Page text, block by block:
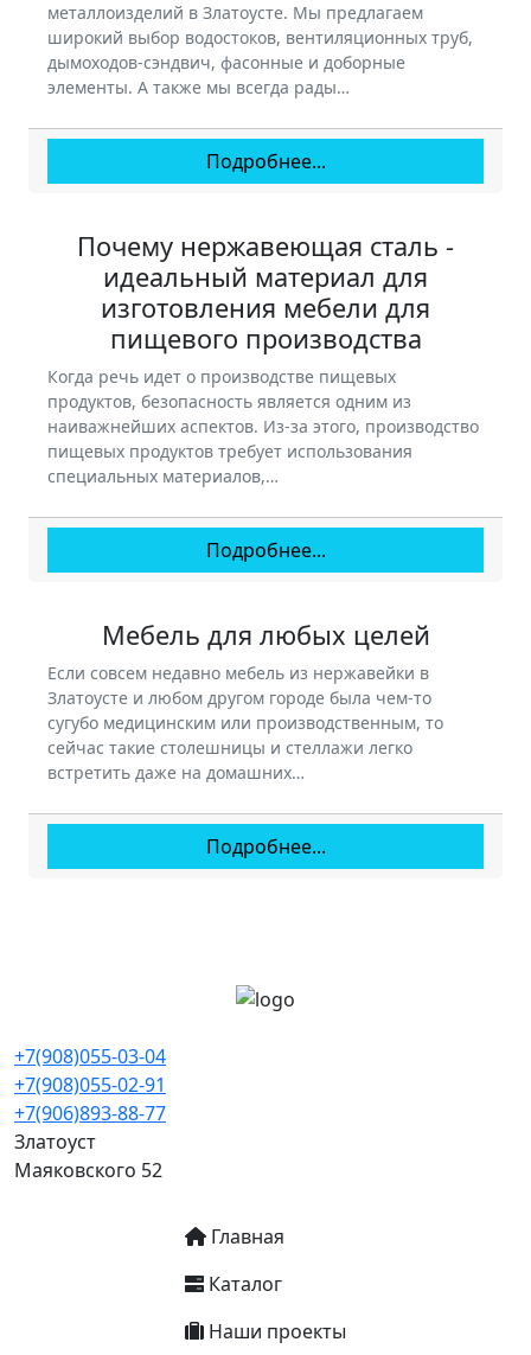
металлоизделий в Златоусте. Мы предлагаем
широкий выбор водостоков, вентиляционных труб,
дымоходов-сэндвич, фасонные и доборные
элементы. А также мы всегда рады…
Подробнее...
Почему нержавеющая сталь -
идеальный материал для
изготовления мебели для
пищевого производства
Когда речь идет о производстве пищевых
продуктов, безопасность является одним из
наиважнейших аспектов. Из-за этого, производство
пищевых продуктов требует использования
специальных материалов,…
Подробнее...
Мебель для любых целей
Если совсем недавно мебель из нержавейки в
Златоусте и любом другом городе была чем-то
сугубо медицинским или производственным, то
сейчас такие столешницы и стеллажи легко
встретить даже на домашних…
Подробнее...
+7(908)055-03-04
+7(908)055-02-91
+7(906)893-88-77
Златоуст
Маяковского 52
Основная навигация
Главная
Каталог
Наши проекты